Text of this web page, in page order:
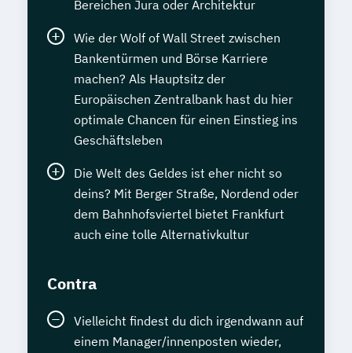
Bereichen Jura oder Architektur
Wie der Wolf of Wall Street zwischen
Bankentürmen und Börse Karriere
machen? Als Hauptsitz der
Europäischen Zentralbank hast du hier
optimale Chancen für einen Einstieg ins
Geschäftsleben
Die Welt des Geldes ist eher nicht so
deins? Mit Berger Straße, Nordend oder
dem Bahnhofsviertel bietet Frankfurt
auch eine tolle Alternativkultur
Contra
Vielleicht findest du dich irgendwann auf
einem Manager/innenposten wieder,